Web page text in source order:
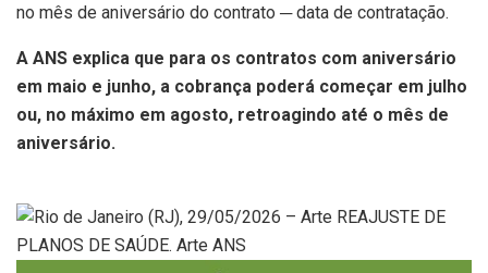
no mês de aniversário do contrato ─ data de contratação.
A ANS explica que para os contratos com aniversário
em maio e junho, a cobrança poderá começar em julho
ou, no máximo em agosto, retroagindo até o mês de
aniversário.